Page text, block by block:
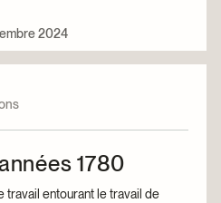
2024
1780
entourant le travail de